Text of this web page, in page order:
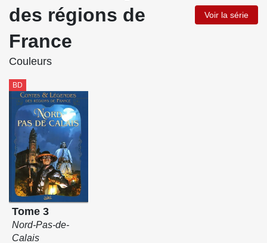
des régions de
France
Voir la série
Couleurs
BD
Tome 3
Nord-Pas-de-
Calais